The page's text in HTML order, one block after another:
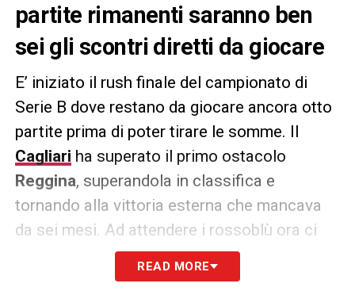
partite rimanenti saranno ben
sei gli scontri diretti da giocare
E’ iniziato il rush finale del campionato di
Serie B dove restano da giocare ancora otto
partite prima di poter tirare le somme. Il
Cagliari ha superato il primo ostacolo
Reggina, superandola in classifica e
tornando alla vittoria esterna che mancava
da sei mesi. Ad attendere i rossoblù ora ci
saranno ben altri sei scontri diretti che
diranno tantissimo sull’esito della stagione:
READ MORE